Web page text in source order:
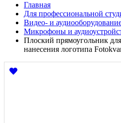
Главная
Для профессиональной
Видео- и
Микрофоны и
Плоский прямоугольник
нанесения логотипа